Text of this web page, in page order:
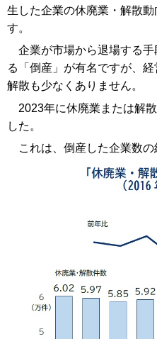
生した企業の休廃業・解散
す。
企業が市場から退場する
る「倒産」が有名ですが、
解散も少なくありません。
2023年に休廃業または解
した。
これは、倒産した企業数の